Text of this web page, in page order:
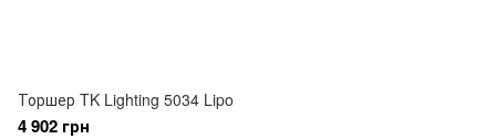
Торшер TK Lighting 5034 Lipo
4 902 грн